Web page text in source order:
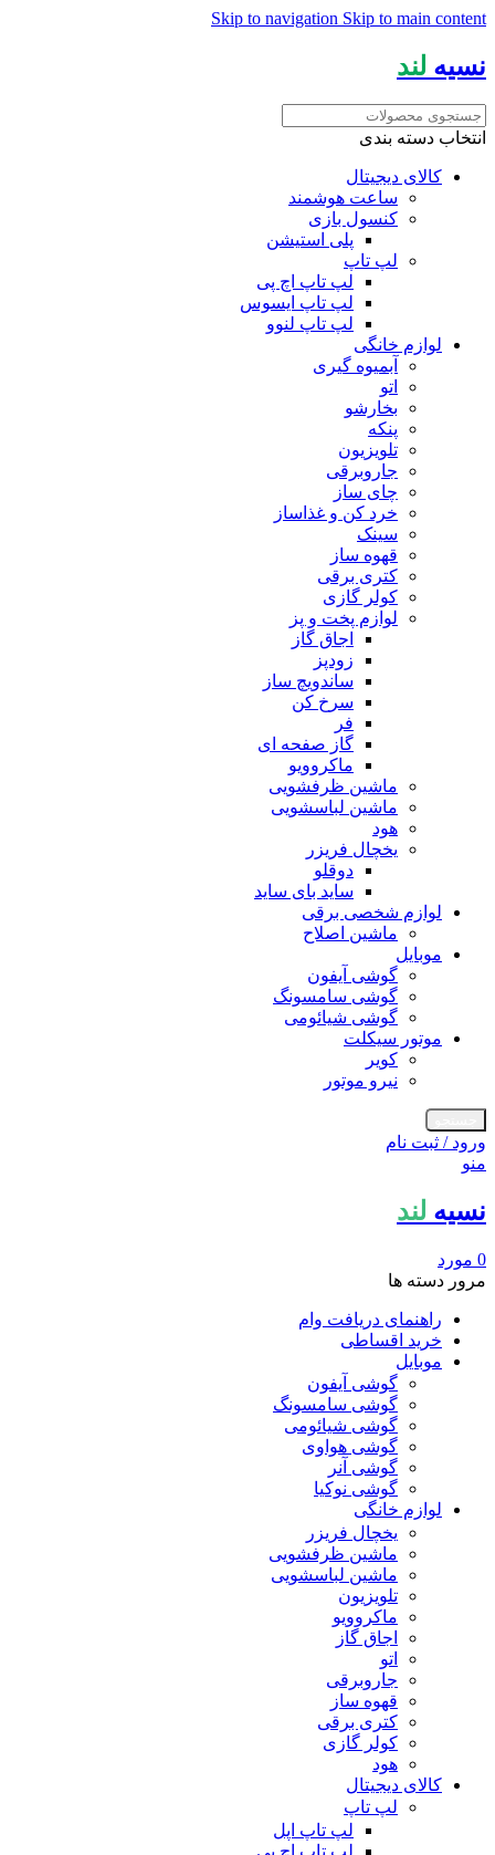
Skip to navigation Skip to main content
نسیه لند
انتخاب دسته بندی
کالای دیجیتال
ساعت هوشمند
کنسول بازی
پلی استیشن
لپ تاپ
لپ تاپ اچ پی
لپ تاپ ایسوس
لپ تاپ لنوو
لوازم خانگی
آبمیوه گیری
اتو
بخارشو
پنکه
تلویزیون
جاروبرقی
چای ساز
خرد کن و غذاساز
سینک
قهوه ساز
کتری برقی
کولر گازی
لوازم پخت و پز
اجاق گاز
زودپز
ساندویچ ساز
سرخ کن
فر
گاز صفحه ای
ماکروویو
ماشین ظرفشویی
ماشین لباسشویی
هود
یخچال فریزر
دوقلو
ساید بای ساید
لوازم شخصی برقی
ماشین اصلاح
موبایل
گوشی آیفون
گوشی سامسونگ
گوشی شیائومی
موتور سیکلت
کویر
نیرو موتور
ورود / ثبت نام
منو
نسیه لند
0 مورد
مرور دسته ها
راهنمای دریافت وام
خرید اقساطی
موبایل
گوشی آیفون
گوشی سامسونگ
گوشی شیائومی
گوشی هواوی
گوشی آنر
گوشی نوکیا
لوازم خانگی
یخچال فریزر
ماشین ظرفشویی
ماشین لباسشویی
تلویزیون
ماکروویو
اجاق گاز
اتو
جاروبرقی
قهوه ساز
کتری برقی
کولر گازی
هود
کالای دیجیتال
لپ تاپ
لپ تاپ اپل
لپ تاپ اچ پی